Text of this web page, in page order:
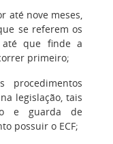
até nove meses,
se referem os
que finde a
primeiro;
legislação, tais
e guarda de
possuir o ECF;